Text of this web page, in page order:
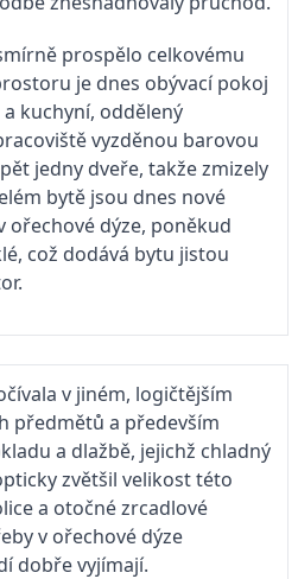
prospělo celkovému
je dnes obývací pokoj
kuchyní, oddělený
vyzděnou barovou
jedny dveře, takže zmizely
bytě jsou dnes nové
ořechové dýze, poněkud
což dodává bytu jistou
v jiném, logičtějším
předmětů a především
a dlažbě, jejichž chladný
zvětšil velikost této
a otočné zrcadlové
v ořechové dýze
dobře vyjímají.